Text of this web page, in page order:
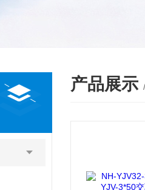
产品展示